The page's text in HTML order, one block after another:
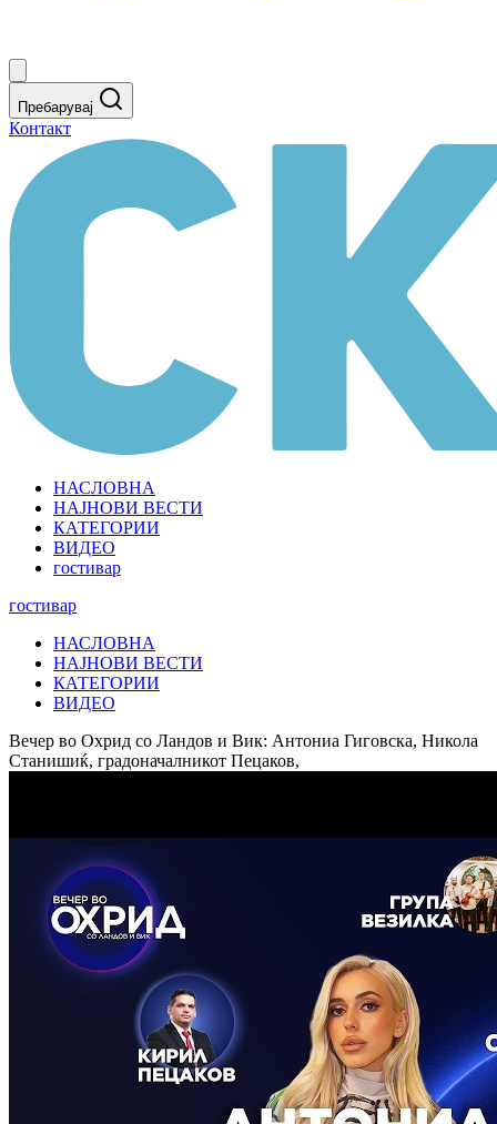
Пребарувај
Контакт
НАСЛОВНА
НАЈНОВИ ВЕСТИ
КАТЕГОРИИ
ВИДЕО
гостивар
гостивар
НАСЛОВНА
НАЈНОВИ ВЕСТИ
КАТЕГОРИИ
ВИДЕО
Вечер во Охрид со Ландов и Вик: Антониа Гиговска, Никола
Станишиќ, градоначалникот Пецаков,